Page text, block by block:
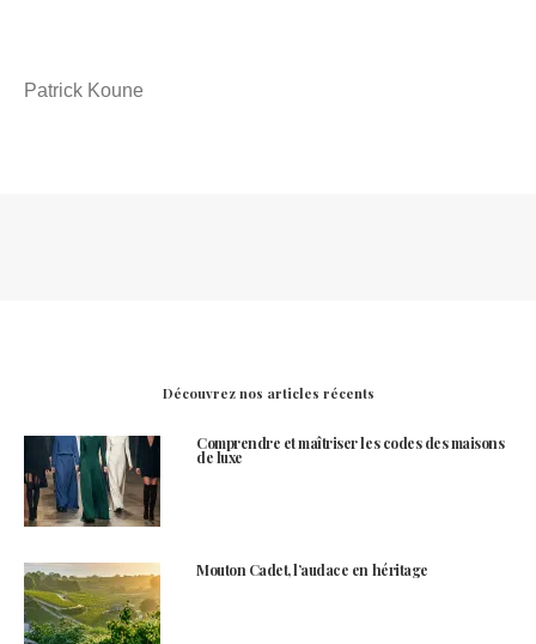
Patrick Koune
Découvrez nos articles récents
Comprendre et maîtriser les codes des maisons
de luxe
Mouton Cadet, l’audace en héritage